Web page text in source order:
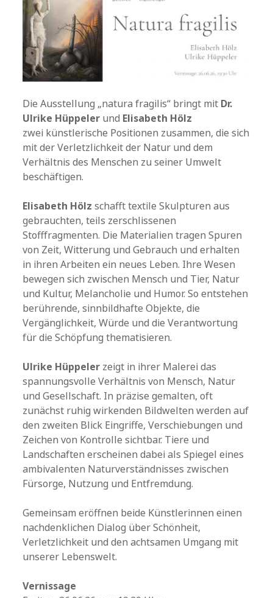
Die Ausstellung „natura fragilis“ bringt mit Dr.
Ulrike Hüppeler und Elisabeth Hölz
zwei künstlerische Positionen zusammen, die sich
mit der Verletzlichkeit der Natur und dem
Verhältnis des Menschen zu seiner Umwelt
beschäftigen.
Elisabeth Hölz schafft textile Skulpturen aus
gebrauchten, teils zerschlissenen
Stofffragmenten. Die Materialien tragen Spuren
von Zeit, Witterung und Gebrauch und erhalten
in ihren Arbeiten ein neues Leben. Ihre Wesen
bewegen sich zwischen Mensch und Tier, Natur
und Kultur, Melancholie und Humor. So entstehen
berührende, sinnbildhafte Objekte, die
Vergänglichkeit, Würde und die Verantwortung
für die Schöpfung thematisieren.
Ulrike Hüppeler zeigt in ihrer Malerei das
spannungsvolle Verhältnis von Mensch, Natur
und Gesellschaft. In präzise gemalten, oft
zunächst ruhig wirkenden Bildwelten werden auf
den zweiten Blick Eingriffe, Verschiebungen und
Zeichen von Kontrolle sichtbar. Tiere und
Landschaften erscheinen dabei als Spiegel eines
ambivalenten Naturverständnisses zwischen
Fürsorge, Nutzung und Entfremdung.
Gemeinsam eröffnen beide Künstlerinnen einen
nachdenklichen Dialog über Schönheit,
Verletzlichkeit und den achtsamen Umgang mit
unserer Lebenswelt.
Vernissage